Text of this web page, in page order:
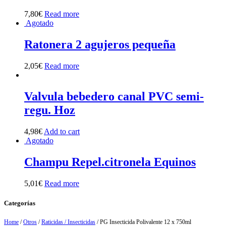
7,80€ Read more
Agotado
Ratonera 2 agujeros pequeña
2,05€ Read more
Valvula bebedero canal PVC semi-
regu. Hoz
4,98€ Add to cart
Agotado
Champu Repel.citronela Equinos
5,01€ Read more
Categorías
Home /Otros /Raticidas / Insecticidas / PG Insecticida Polivalente 12 x 750ml